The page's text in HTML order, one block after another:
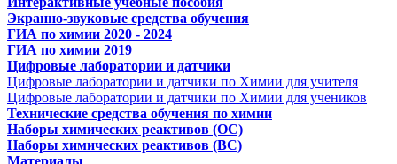
Экранно-звуковые средства обучения
ГИА по химии 2020 - 2024
ГИА по химии 2019
Цифровые лаборатории и датчики
Цифровые лаборатории и датчики по Химии для учителя
Цифровые лаборатории и датчики по Химии для учеников
Технические средства обучения по химии
Наборы химических реактивов (ОС)
Наборы химических реактивов (ВС)
Материалы